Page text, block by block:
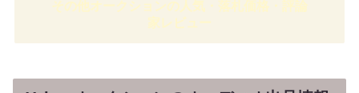
その他オークションの人気・落札価格・評論
家レビュー